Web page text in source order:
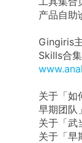
产品自助
Gingiris
Skills合集
关于「如
早期团队
关于「武
关于「早